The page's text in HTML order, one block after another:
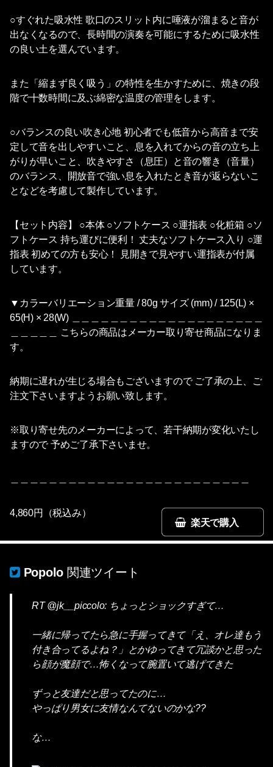
○すぐれた吸水性 歌口のスリット内に唾液が溜まると音が
出なくなるので、長時間の演奏を可能にするために吸水性
の良い土を選んでいます。
また「縮まず良く吸う」の特性を生かすために、焼きの段
階で十数時間に及ぶ綿密な温度の管理をします。
○バランスの良い吹き心地 初心者でも低音から高音まで安
定して音を出しやすいこと、息を入れてからの音の立ち上
がりが早いこと、吹きやすさ（息圧）と音の響き（音量）
のバランス、開放音で強い息を入れたとき音が返らないこ
となどを考慮して製作しています。
【セット内容】 ○本体 ○ソフトケース ○運指表 ○化粧箱 ○ソ
フトケース 持ち運びに便利！ 丈夫なソフトケース入り ○運
指表 初めての方も安心！ 見開きで見やすい運指表が付属
しています。
▼カラーバリエーション重量 / 80g サイズ (mm) / 125(L) ×
65(H) × 28(W) ＿＿＿＿＿＿＿＿＿＿＿＿＿＿＿＿＿＿＿＿
＿＿＿＿＿ こちらの商品はメーカー取り寄せ商品になりま
す。
納期に遅れが生じる場合もございますので ご了承の上、ご
注文下さいますようお願い致します。
※取り寄せ先のメーカーによって、若干納期が変化いたし
ますので 予めご了承下さいませ。
楽天で購入
4,860円（税込み）
Popolo 関連ツイート
RT @jk__piccolo: ちょっとショックすぎて…
一緒に帰ってたら急に手握ってきて「え、オレ達もう
付き合ってるよね？」とかゆってきて冗談かと思った
ら顔が魔顔で…怖くなって腕置いて逃げてきた
ずっと友達だと思ってたのに…
やっぱり男女に友情なんてないのかな??
な…